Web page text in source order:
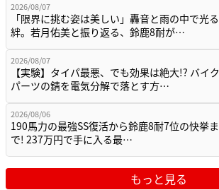
2026/08/07
「限界に挑む姿は美しい」轟音と雨の中で光る
絆。若月佑美と振り返る、鈴鹿8耐が…
2026/08/07
【実験】タイパ最悪、でも効果は絶大!? バイク
パーツの錆を電気分解で落とす方…
2026/08/06
190馬力の最強SS復活から鈴鹿8耐7位の快挙ま
で! 237万円で手に入る最…
もっと見る